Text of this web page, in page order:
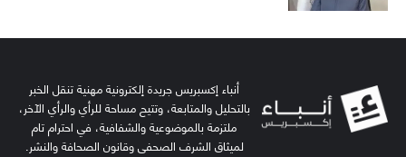
أنباء إكسبريس جريدة إلكترونية مهنية تنقل الخبر
بالتحليل والمتابعة، وتتيح مساحة للرأي والرأي الآخر،
ملتزمة بالموضوعية والشفافية، في احترام تام
لميثاق الشرف الصحفي وقانون الصحافة والنشر.